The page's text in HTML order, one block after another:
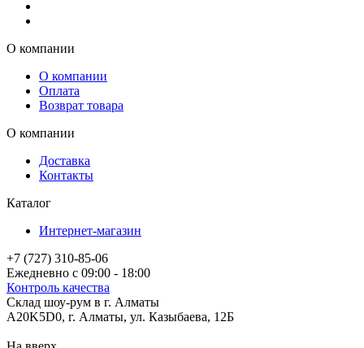
О компании
О компании
Оплата
Возврат товара
О компании
Доставка
Контакты
Каталог
Интернет-магазин
+7 (727) 310-85-06
Ежедневно с 09:00 - 18:00
Контроль качества
Склад шоу-рум в г. Алматы
A20K5D0, г. Алматы, ул. Казыбаева, 12Б